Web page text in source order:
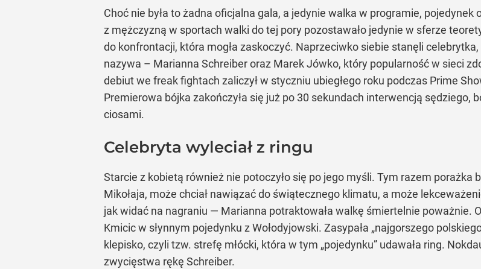
Choć nie była to żadna oficjalna gala, a jedynie walka w programie,
z mężczyzną w sportach walki do tej pory pozostawało jedynie w sferze
do konfrontacji, która mogła zaskoczyć. Naprzeciwko siebie stanęli
nazywa – Marianna Schreiber oraz Marek Jówko, który popularność w sieci
debiut we freak fightach zaliczył w styczniu ubiegłego roku podczas Prime
Premierowa bójka zakończyła się już po 30 sekundach interwencją sędziego,
ciosami.
Celebryta wyleciał z ringu
Starcie z kobietą również nie potoczyło się po jego myśli. Tym razem
Mikołaja, może chciał nawiązać do świątecznego klimatu, a może
jak widać na nagraniu — Marianna potraktowała walkę śmiertelnie poważnie.
Kmicic w słynnym pojedynku z Wołodyjowski. Zasypała „najgorszego
klepisko, czyli tzw. strefę młócki, która w tym „pojedynku” udawała ring.
zwycięstwa rękę Schreiber.